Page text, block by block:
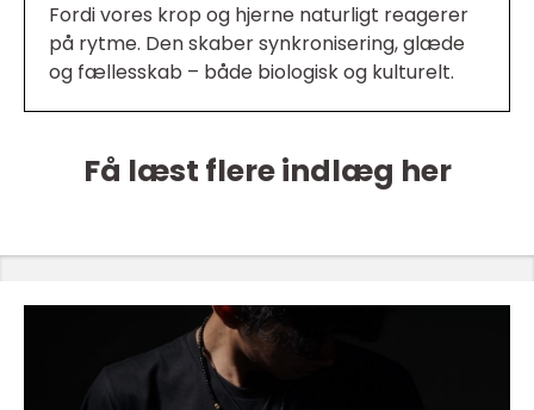
Fordi vores krop og hjerne naturligt reagerer
på rytme. Den skaber synkronisering, glæde
og fællesskab – både biologisk og kulturelt.
Få læst flere indlæg her